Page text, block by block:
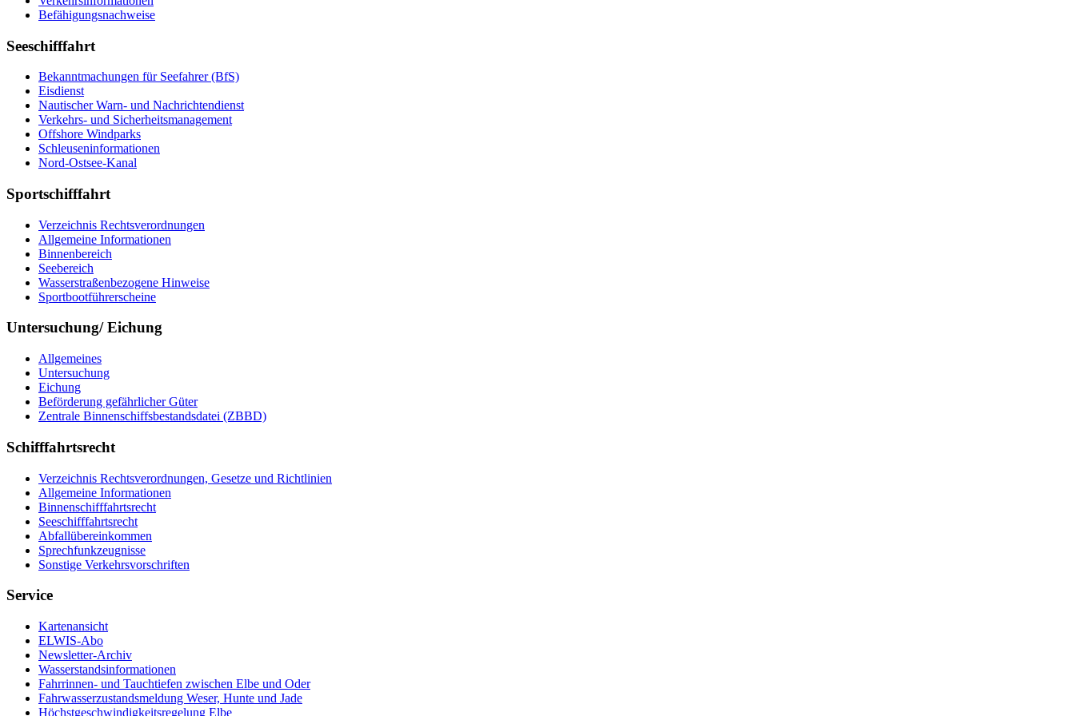
Be­fä­hi­gungs­nach­wei­se
Seeschifffahrt
Be­kannt­ma­chun­gen für See­fah­rer (BfS)
Eis­dienst
Nau­ti­scher Warn-​ und Nach­rich­ten­dienst
Ver­kehrs-​ und Si­cher­heits­ma­na­ge­ment
Offs­ho­re Wind­parks
Schleu­sen­in­for­ma­tio­nen
Nord-​Ost­see-​Ka­nal
Sportschifffahrt
Ver­zeich­nis Rechts­ver­ord­nun­gen
All­ge­mei­ne In­for­ma­tio­nen
Bin­nen­be­reich
See­be­reich
Was­ser­stra­ßen­be­zo­ge­ne Hin­wei­se
Sport­boot­füh­rer­schei­ne
Untersuchung/ Eichung
All­ge­mei­nes
Un­ter­su­chung
Ei­chung
Be­för­de­rung ge­fähr­li­cher Gü­ter
Zen­tra­le Bin­nen­schiffs­be­stands­da­tei (ZBBD)
Schifffahrtsrecht
Ver­zeich­nis Rechts­ver­ord­nun­gen, Ge­set­ze und Richt­li­ni­en
All­ge­mei­ne In­for­ma­tio­nen
Bin­nen­schiff­fahrts­recht
See­schiff­fahrts­recht
Ab­fall­über­ein­kom­men
Sprech­funk­zeug­nis­se
Sons­ti­ge Ver­kehrs­vor­schrif­ten
Service
Kar­ten­an­sicht
EL­WIS-​Abo
Newslet­ter-​Ar­chiv
Was­ser­stands­in­for­ma­tio­nen
Fahr­rin­nen-​ und Tauch­tie­fen zwi­schen El­be und Oder
Fahr­was­ser­zu­stands­mel­dung We­ser, Hun­te und Ja­de
Höchst­ge­schwin­dig­keits­re­ge­lung El­be